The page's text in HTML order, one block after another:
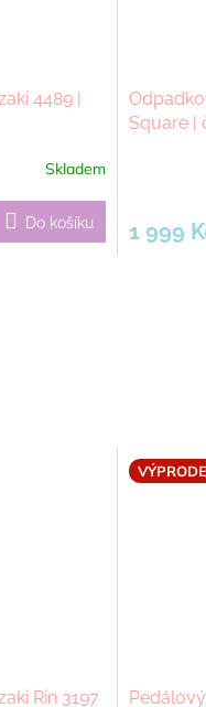
4489 |
Skladem
Do košíku
Square |
1 999
Rin 3197